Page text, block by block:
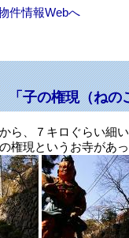
件情報Webへ
子の権現（ねの
ら、７キロぐらい細
権現というお寺があ